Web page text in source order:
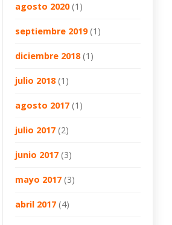
agosto 2020(1)
septiembre 2019(1)
diciembre 2018(1)
julio 2018(1)
agosto 2017 (1)
julio 2017 (2)
junio 2017 (3)
mayo 2017 (3)
abril 2017 (4)